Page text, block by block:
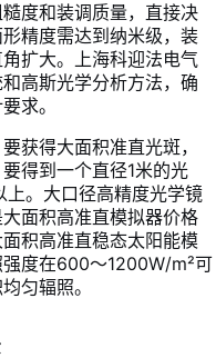
度和装调质量，直接决
精度需达到纳米级，装
扩大。上海科迎法电气
高斯光学分析方法，确
求。
获得大面积准直光斑，
得到一个直径1米的光
上。大口径高精度光学镜
面积高准直模拟器价格
积高准直稳态太阳能模
度在600～1200W/m²可
匀辐照。